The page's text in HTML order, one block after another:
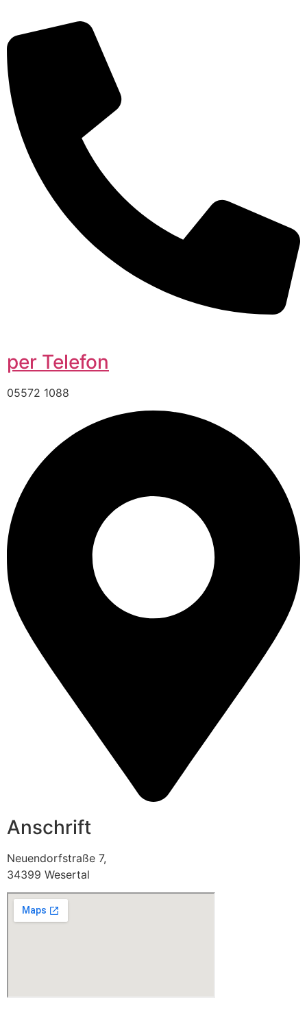
per Telefon
05572 1088
Anschrift
Neuendorfstraße 7,
34399 Wesertal